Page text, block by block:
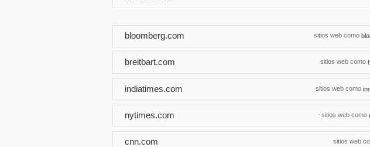
sitios web como
bloomberg.com
sitios web como
breitbart.com
sitios web como
indiatimes.com
sitios web como
nytimes.com
sitios web
cnn.com